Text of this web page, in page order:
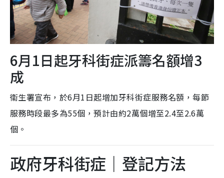
6月1日起牙科街症派籌名額增3
成
衞生署宣布，於6月1日起增加牙科街症服務名額，每節
服務時段最多為55個，預計由約2萬個增至2.4至2.6萬
個。
政府牙科街症｜登記方法